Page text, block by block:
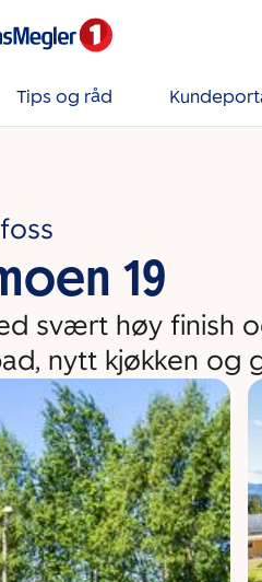
Tips og råd
19
svært høy finish
nytt kjøkken og